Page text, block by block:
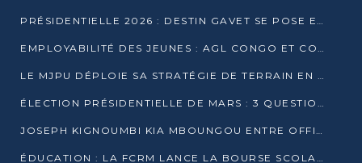
PRÉSIDENTIELLE 2026 : DESTIN GAVET SE POSE EN CANDIDAT DU « RAS-LE-BOL »
EMPLOYABILITÉ DES JEUNES : AGL CONGO ET CONGO TERMINAL S’ALLIENT À UCAC-ICAM
LE MJPU DÉPLOIE SA STRATÉGIE DE TERRAIN EN FAVEUR DE DSN
ÉLECTION PRÉSIDENTIELLE DE MARS : 3 QUESTIONS À UN EXPERT CONGOLAIS DE LA CYBERSÉCURITÉ
JOSEPH KIGNOUMBI KIA MBOUNGOU ENTRE OFFICIELLEMENT EN COURSE POUR LA PRÉSIDENTIELLE
ÉDUCATION : LA FCRM LANCE LA BOURSE SCOLAIRE FRANCINE-NTOUMI POUR PROMOUVOIR LES FILIÈRES SCIENTIFIQUES